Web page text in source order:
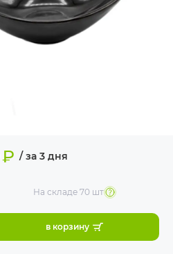
₽ / за 3 дня
На складе 70 шт
в корзину